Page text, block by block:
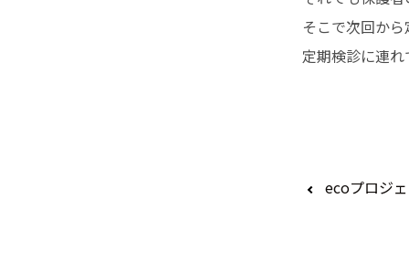
そこで次回か
定期検診に連
ecoプロジ